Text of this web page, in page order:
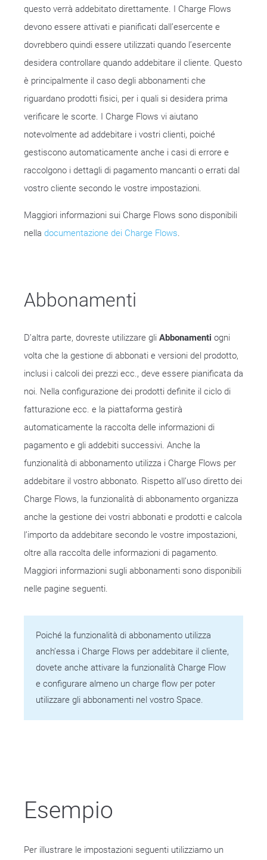
questo verrà addebitato direttamente. I Charge Flows
devono essere attivati e pianificati dall’esercente e
dovrebbero quindi essere utilizzati quando l’esercente
desidera controllare quando addebitare il cliente. Questo
è principalmente il caso degli abbonamenti che
riguardano prodotti fisici, per i quali si desidera prima
verificare le scorte. I Charge Flows vi aiutano
notevolmente ad addebitare i vostri clienti, poiché
gestiscono automaticamente anche i casi di errore e
raccolgono i dettagli di pagamento mancanti o errati dal
vostro cliente secondo le vostre impostazioni.
Maggiori informazioni sui Charge Flows sono disponibili
nella documentazione dei Charge Flows.
Abbonamenti
D’altra parte, dovreste utilizzare gli Abbonamenti ogni
volta che la gestione di abbonati e versioni del prodotto,
inclusi i calcoli dei prezzi ecc., deve essere pianificata da
noi. Nella configurazione dei prodotti definite il ciclo di
fatturazione ecc. e la piattaforma gestirà
automaticamente la raccolta delle informazioni di
pagamento e gli addebiti successivi. Anche la
funzionalità di abbonamento utilizza i Charge Flows per
addebitare il vostro abbonato. Rispetto all’uso diretto dei
Charge Flows, la funzionalità di abbonamento organizza
anche la gestione dei vostri abbonati e prodotti e calcola
l’importo da addebitare secondo le vostre impostazioni,
oltre alla raccolta delle informazioni di pagamento.
Maggiori informazioni sugli abbonamenti sono disponibili
nelle pagine seguenti.
Poiché la funzionalità di abbonamento utilizza
anch’essa i Charge Flows per addebitare il cliente,
dovete anche attivare la funzionalità Charge Flow
e configurare almeno un charge flow per poter
utilizzare gli abbonamenti nel vostro Space.
Esempio
Per illustrare le impostazioni seguenti utilizziamo un